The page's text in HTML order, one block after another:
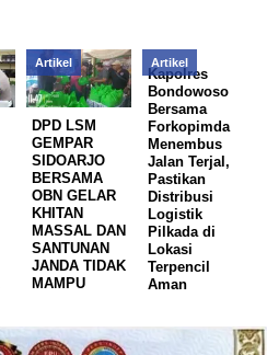
Artikel
DPD LSM
GEMPAR
SIDOARJO
BERSAMA
OBN GELAR
KHITAN
MASSAL DAN
SANTUNAN
JANDA TIDAK
MAMPU
Artikel
Kapolres
Bondowoso
Bersama
Forkopimda
Menembus
Jalan Terjal,
Pastikan
Distribusi
Logistik
Pilkada di
Lokasi
Terpencil
Aman